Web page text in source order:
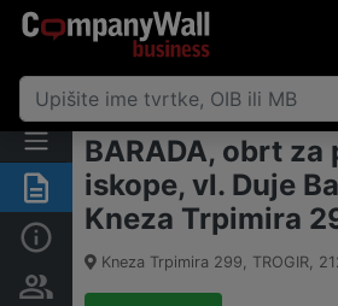
Sažetak
Osnovne informacije
BARADA, obrt za
iskope, vl. Duje
Kneza Trpimira
Kneza Trpimira 299, TROGIR,